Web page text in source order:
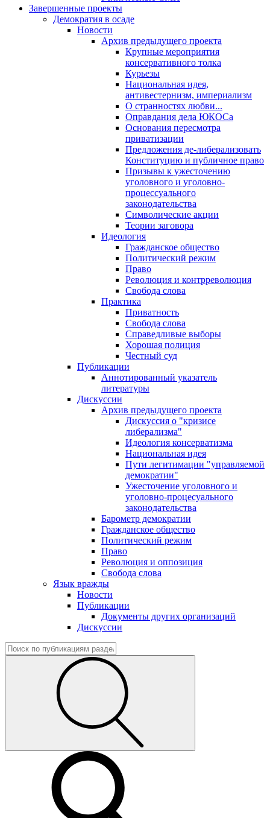
Завершенные проекты
Демократия в осаде
Новости
Архив предыдущего проекта
Крупные мероприятия
консервативного толка
Курьезы
Национальная идея,
антивестернизм, империализм
О странностях любви...
Оправдания дела ЮКОСа
Основания пересмотра
приватизации
Предложения де-либерализовать
Конституцию и публичное право
Призывы к ужесточению
уголовного и уголовно-
процессуального
законодательства
Символические акции
Теории заговора
Идеология
Гражданское общество
Политический режим
Право
Революция и контрреволюция
Свобода слова
Практика
Приватность
Свобода слова
Справедливые выборы
Хорошая полиция
Честный суд
Публикации
Аннотированный указатель
литературы
Дискуссии
Архив предыдущего проекта
Дискуссия о "кризисе
либерализма"
Идеология консерватизма
Национальная идея
Пути легитимации "управляемой
демократии"
Ужесточение уголовного и
уголовно-процесуального
законодательства
Барометр демократии
Гражданское общество
Политический режим
Право
Революция и оппозиция
Свобода слова
Язык вражды
Новости
Публикации
Документы других организаций
Дискуссии